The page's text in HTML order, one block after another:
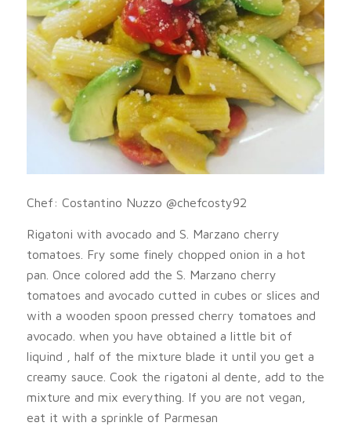
Chef: Costantino Nuzzo @chefcosty92
Rigatoni with avocado and S. Marzano cherry
tomatoes. Fry some finely chopped onion in a hot
pan. Once colored add the S. Marzano cherry
tomatoes and avocado cutted in cubes or slices and
with a wooden spoon pressed cherry tomatoes and
avocado. when you have obtained a little bit of
liquind , half of the mixture blade it until you get a
creamy sauce. Cook the rigatoni al dente, add to the
mixture and mix everything. If you are not vegan,
eat it with a sprinkle of Parmesan